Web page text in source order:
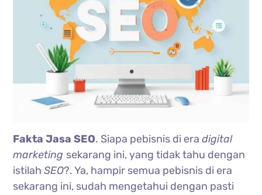
Fakta Jasa SEO. Siapa pebisnis di eradigital
marketing sekarang ini, yang tidak tahu dengan
istilahSEO?. Ya, hampir semua pebisnis di era
sekarang ini, sudah mengetahui dengan pasti